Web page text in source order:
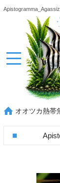
オオツカ熱帯